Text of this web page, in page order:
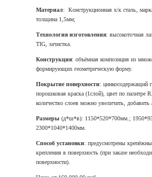
Материал: Конструкционная х/к сталь,
толщина 1,5мм;
Технология изготовления: высокоточная
TIG, зачистка.
Конструкция: объёмная композиция из
формирующих геометрическую форму.
Покрытие поверхности: цинкосодержащий
порошковая краска (1слой), цвет по палитре
количество слоев можно увеличить, добавить
Размеры (д*ш*в): 1150*520*700мм.;
2300*1040*1400мм.
Способ установки: предусмотрены
крепления в поверхность (при заказе
поверхности).